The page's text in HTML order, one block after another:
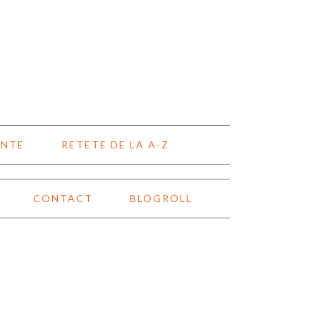
RETETE DE LA A-Z
CONTACT BLOGROLL